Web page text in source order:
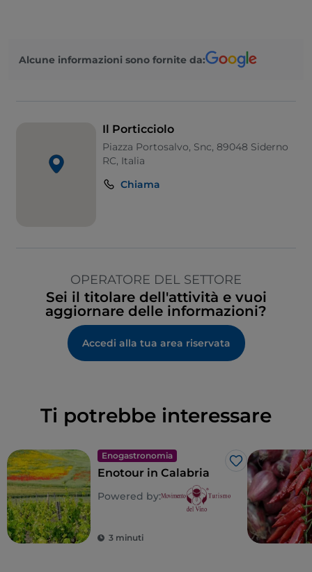
Alcune informazioni sono fornite da:
Il Porticciolo
Piazza Portosalvo, Snc, 89048 Siderno
RC, Italia
Chiama
OPERATORE DEL SETTORE
Sei il titolare dell'attività e vuoi
aggiornare delle informazioni?
Accedi alla tua area riservata
Ti potrebbe interessare
Enogastronomia
Like
Enotour in Calabria
Powered by:
3 minuti